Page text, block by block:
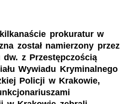
prokuratur w
został namierzony przez
dw. z Przestępczością
Wywiadu Kryminalnego
Policji w Krakowie,